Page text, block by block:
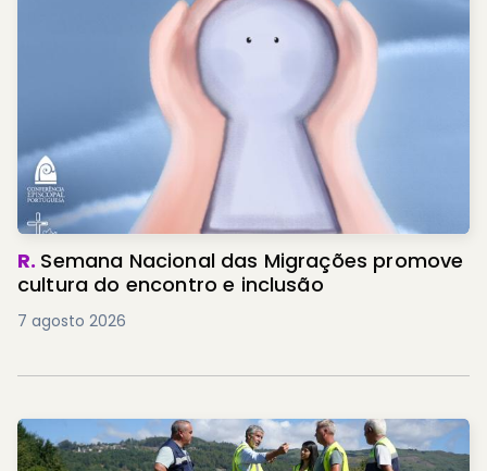
R. Semana Nacional das Migrações promove
cultura do encontro e inclusão
7 agosto 2026